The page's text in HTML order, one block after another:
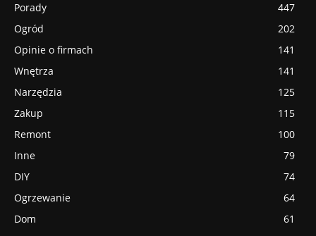
Porady
447
Ogród
202
Opinie o firmach
141
Wnętrza
141
Narzędzia
125
Zakup
115
Remont
100
Inne
79
DIY
74
Ogrzewanie
64
Dom
61